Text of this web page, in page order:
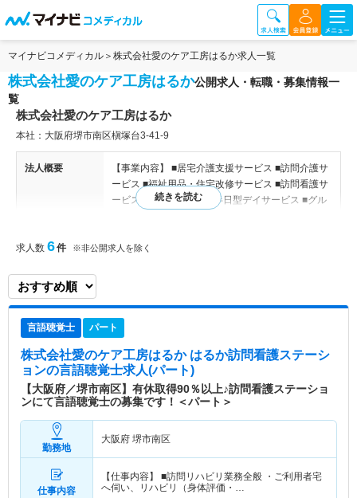
マイナビコメディカル 株式会社愛のケア工房はるか求人一覧
株式会社愛のケア工房はるか公開求人・転職・募集情報一
覧
株式会社愛のケア工房はるか
本社：大阪府堺市南区槇塚台3-41-9
法人概要
【事業内容】 ■居宅介護支援サービス ■訪問介護サ
ービス ■福祉用品・住宅改修サービス ■訪問看護サ
ービス ■デイサービス ■半日型デイサービス ■グル
ョン／はるか広場／はるか倶楽部一期一会／みんな
特色
ーム・ボランティア精神」を大切に、ご家族様と手
組んでいます。 住み慣れた地域でいつまでも自分
らしく安心して暮らしていくために医療の立場で支
援していけるよう、ご利用者様一人ひとりとじっく
り向き合い、利用者様もスタッフも笑顔が絶えない
環境づくりを心がけています。 【ステーション概
要】 ■開設：2015年10月 ■対象疾患：高齢者7～8
割、ターミナル、精神科（2016年10月確認時点で
小児、難病はなし） ■利用者数：30～40名 ■対象エ
リア：堺市南区周辺（車で30分圏内）
求人数 6件 ※非公開求人を除く
言語聴覚士 パート
株式会社愛のケア工房はるか はるか訪問看護ステーシ
ョンの言語聴覚士求人(パート)
【大阪府／堺市南区】有休取得90％以上♪訪問看護ステーショ
ンにて言語聴覚士の募集です！＜パート＞
勤務地
大阪府 堺市南区
仕事内容
【仕事内容】 ■訪問リハビリ業務全般 ・ご利用者宅
へ伺い、リハビリ（身体評価・…